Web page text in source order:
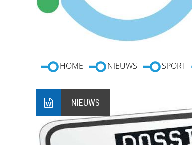
HOME NIEUWS SPORT
NIEUWS